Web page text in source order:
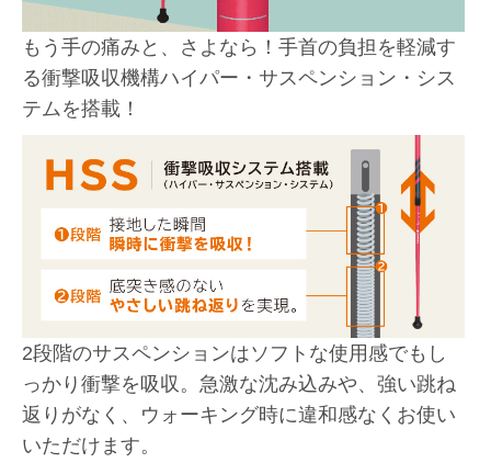
もう手の痛みと、さよなら！手首の負担を軽減す
る衝撃吸収機構ハイパー・サスペンション・シス
テムを搭載！
2段階のサスペンションはソフトな使用感でもし
っかり衝撃を吸収。急激な沈み込みや、強い跳ね
返りがなく、ウォーキング時に違和感なくお使い
いただけます。